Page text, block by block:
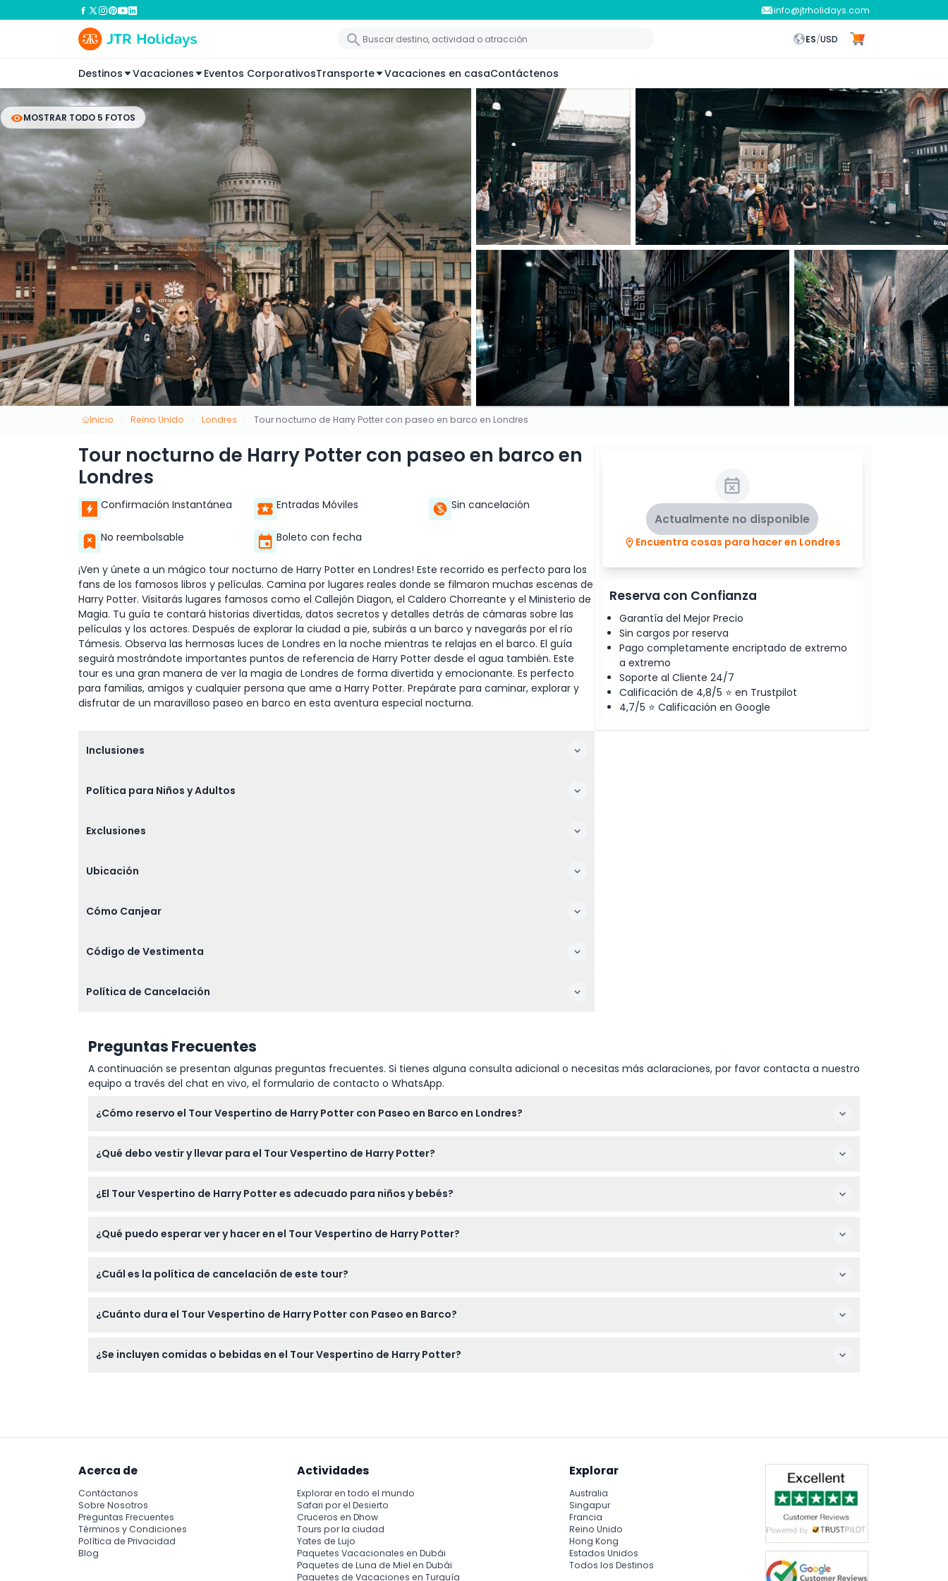
info@jtrholidays.com
ES/USD
Destinos Vacaciones Eventos CorporativosTransporte Vacaciones en casaContáctenos
MOSTRAR TODO 5 FOTOS
Inicio Reino Unido Londres Tour nocturno de Harry Potter con paseo en barco en Londres
Tour nocturno de Harry Potter con paseo en barco en
Londres
Confirmación Instantánea Entradas Móviles Sin cancelación
No reembolsable Boleto con fecha
¡Ven y únete a un mágico tour nocturno de Harry Potter en Londres! Este recorrido es perfecto para los
fans de los famosos libros y películas. Camina por lugares reales donde se filmaron muchas escenas de
Harry Potter. Visitarás lugares famosos como el Callejón Diagon, el Caldero Chorreante y el Ministerio de
Magia. Tu guía te contará historias divertidas, datos secretos y detalles detrás de cámaras sobre las
películas y los actores. Después de explorar la ciudad a pie, subirás a un barco y navegarás por el río
Támesis. Observa las hermosas luces de Londres en la noche mientras te relajas en el barco. El guía
seguirá mostrándote importantes puntos de referencia de Harry Potter desde el agua también. Este
tour es una gran manera de ver la magia de Londres de forma divertida y emocionante. Es perfecto
para familias, amigos y cualquier persona que ame a Harry Potter. Prepárate para caminar, explorar y
disfrutar de un maravilloso paseo en barco en esta aventura especial nocturna.
Inclusiones
Política para Niños y Adultos
Exclusiones
Ubicación
Cómo Canjear
Código de Vestimenta
Política de Cancelación
Actualmente no disponible
Encuentra cosas para hacer en Londres
Reserva con Confianza
Garantía del Mejor Precio
Sin cargos por reserva
Pago completamente encriptado de extremo
a extremo
Soporte al Cliente 24/7
Calificación de 4,8/5 ⭐ en Trustpilot
4,7/5 ⭐ Calificación en Google
Preguntas Frecuentes
A continuación se presentan algunas preguntas frecuentes. Si tienes alguna consulta adicional o necesitas más aclaraciones, por favor contacta a nuestro
equipo a través del chat en vivo, el formulario de contacto o WhatsApp.
¿Cómo reservo el Tour Vespertino de Harry Potter con Paseo en Barco en Londres?
confirmar tu reserva.
¿Qué debo vestir y llevar para el Tour Vespertino de Harry Potter?
¿El Tour Vespertino de Harry Potter es adecuado para niños y bebés?
en el conteo del grupo al hacer la reserva.
¿Qué puedo esperar ver y hacer en el Tour Vespertino de Harry Potter?
por el Río Támesis con juegos y concursos en el camino.
¿Cuál es la política de cancelación de este tour?
¿Cuánto dura el Tour Vespertino de Harry Potter con Paseo en Barco?
¿Se incluyen comidas o bebidas en el Tour Vespertino de Harry Potter?
Acerca de
Contáctanos
Sobre Nosotros
Preguntas Frecuentes
Términos y Condiciones
Política de Privacidad
Blog
Actividades
Explorar en todo el mundo
Safari por el Desierto
Cruceros en Dhow
Tours por la ciudad
Yates de Lujo
Paquetes Vacacionales en Dubái
Paquetes de Luna de Miel en Dubái
Paquetes de Vacaciones en Turquía
Explorar
Australia
Singapur
Francia
Reino Unido
Hong Kong
Estados Unidos
Todos los Destinos